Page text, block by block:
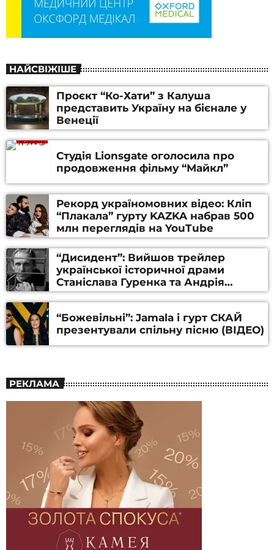
НАЙСВІЖІШЕ
Проєкт “Ко-Хати” з Калуша
представить Україну на бієнале у
Венеції
Студія Lionsgate оголосила про
продовження фільму “Майкл”
Рекорд україномовних відео: Кліп
“Плакала” гурту KAZKA набрав 500
млн переглядів на YouTube
“Дисидент”: Вийшов трейлер
української історичної драми
Станіслава Гуренка та Андрія
Алфьорова (ВІДЕО)
“Божевільні”: Jamala і гурт СКАЙ
презентували спільну пісню (ВІДЕО)
РЕКЛАМА